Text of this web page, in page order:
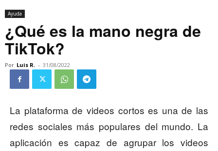
Ayuda
¿Qué es la mano negra de
TikTok?
Por Luis R. - 31/08/2022
La plataforma de videos cortos es una de las
redes sociales más populares del mundo. La
aplicación es capaz de agrupar los videos